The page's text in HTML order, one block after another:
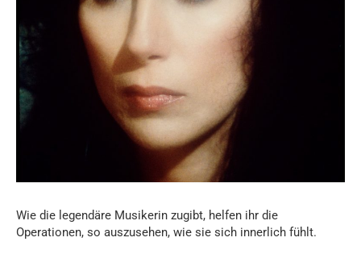
Wie die legendäre Musikerin zugibt, helfen ihr die
Operationen, so auszusehen, wie sie sich innerlich fühlt.